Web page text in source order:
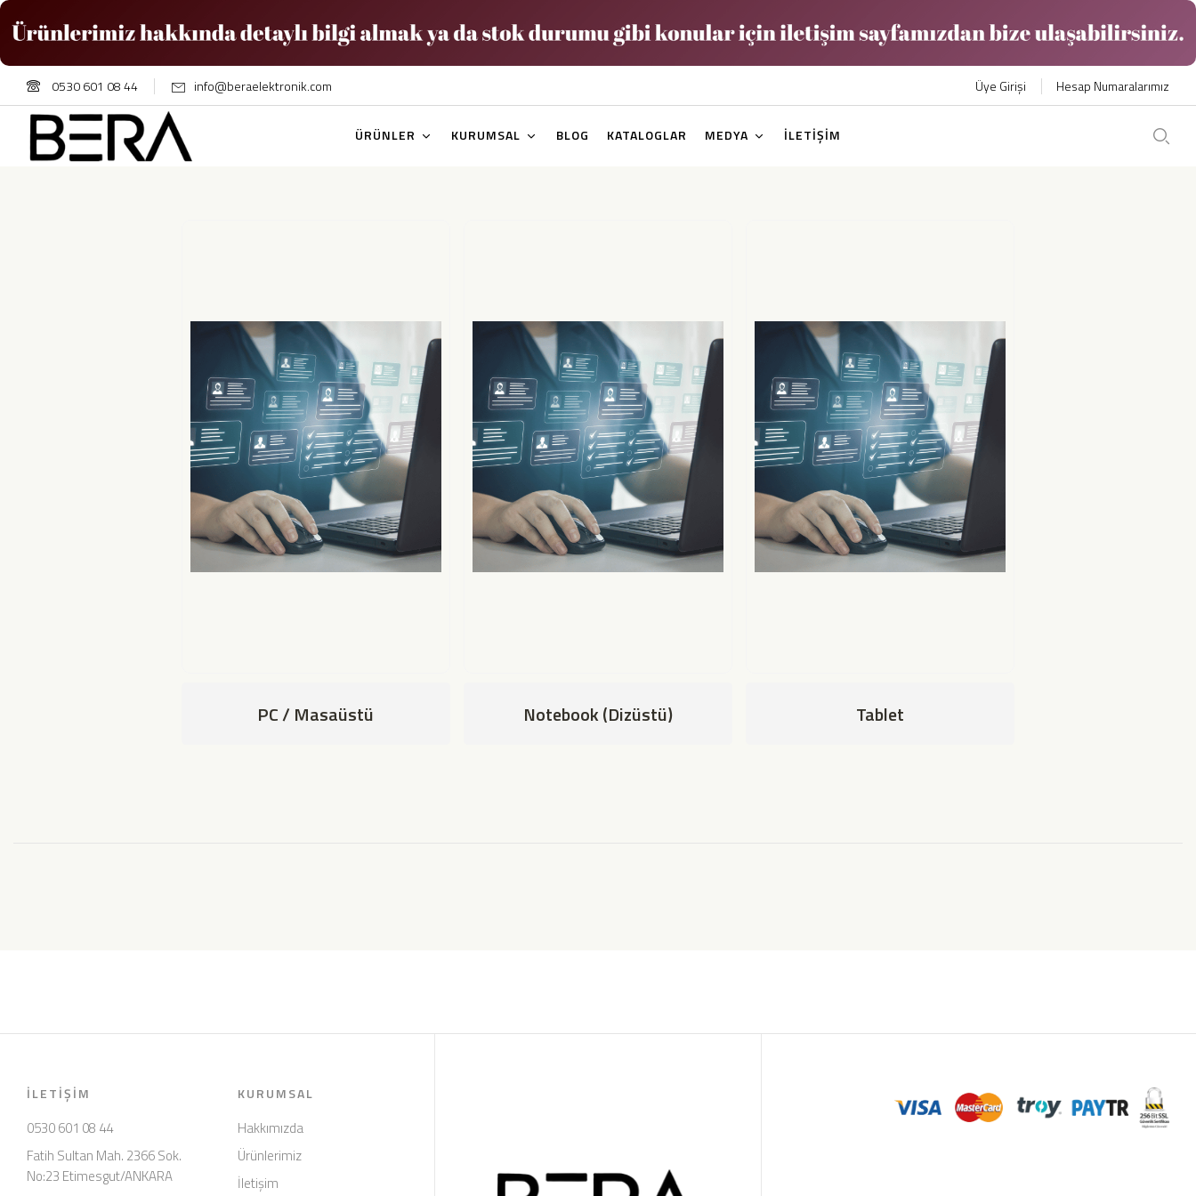
0530 601 08 44 info@beraelektronik.com Üye Girişi Hesap Numaralarımız
ÜRÜNLER KURUMSAL BLOG KATALOGLAR MEDYA İLETİŞİM
PC / Masaüstü Notebook (Dizüstü) Tablet
İLETIŞIM
0530 601 08 44
Fatih Sultan Mah. 2366 Sok.
No:23 Etimesgut/ANKARA
KURUMSAL
Hakkımızda
Ürünlerimiz
İletişim